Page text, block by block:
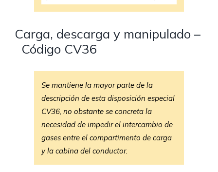
Carga, descarga y manipulado –
Código CV36
Se mantiene la mayor parte de la
descripción de esta disposición especial
CV36, no obstante se concreta la
necesidad de impedir el intercambio de
gases entre el compartimento de carga
y la cabina del conductor.